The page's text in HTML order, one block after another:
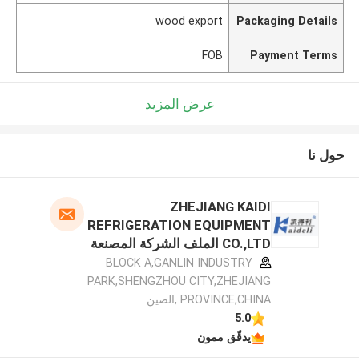
Packaging Details
wood export
Payment Terms
FOB
عرض المزيد
حول نا
ZHEJIANG KAIDI
REFRIGERATION EQUIPMENT
CO.,LTD الملف الشركة المصنعة
BLOCK A,GANLIN INDUSTRY
PARK,SHENGZHOU CITY,ZHEJIANG
PROVINCE,CHINA ,الصين
5.0
يدقّق ممون